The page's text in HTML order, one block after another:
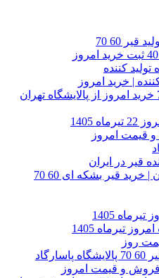
60 70
کننده
| خرید امروز
قیمت امروز
قیر در ایران
پالایشگاه قیر پاسارگاد تهران | خرید قیر بشکه ای 60 70
1405
تیرماه 1405
| فروش و قیمت امروز